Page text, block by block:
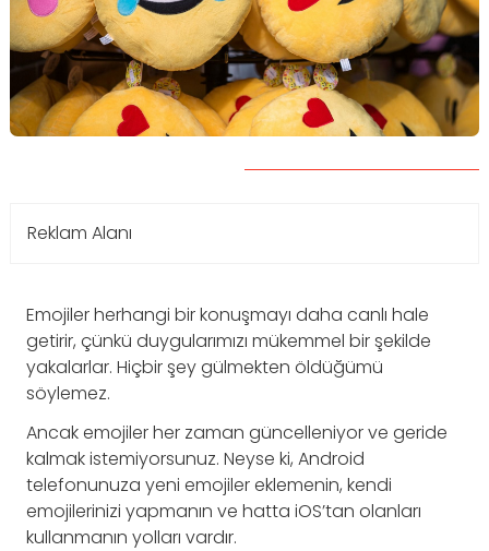
Reklam Alanı
Emojiler herhangi bir konuşmayı daha canlı hale
getirir, çünkü duygularımızı mükemmel bir şekilde
yakalarlar. Hiçbir şey gülmekten öldüğümü
söylemez.
Ancak emojiler her zaman güncelleniyor ve geride
kalmak istemiyorsunuz. Neyse ki, Android
telefonunuza yeni emojiler eklemenin, kendi
emojilerinizi yapmanın ve hatta iOS’tan olanları
kullanmanın yolları vardır.